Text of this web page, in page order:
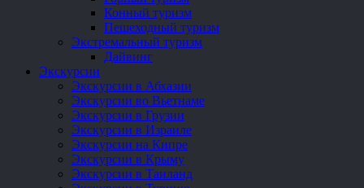
Конный туризм
Пешеходный туризм
Экстремальный туризм
Дайвинг
Экскурсии
Экскурсии в Абхазии
Экскурсии во Вьетнаме
Экскурсии в Грузии
Экскурсии в Израиле
Экскурсии на Кипре
Экскурсии в Крыму
Экскурсии в Таиланд